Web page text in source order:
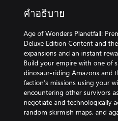
คำอธิบาย
Age of Wonders Planetfall:
Deluxe Edition Content and
expansions and an instant
Build your empire with one of
dinosaur-riding Amazons and
faction’s missions using your
encountering other survivors
negotiate and technologically
random skirmish maps, and